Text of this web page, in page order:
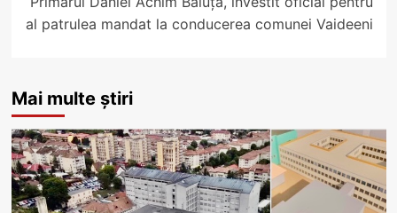
al patrulea mandat la conducerea comunei Vaideeni
Mai multe știri